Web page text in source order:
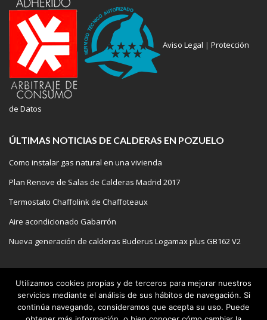
Aviso Legal | Protección
de Datos
ÚLTIMAS NOTICIAS DE CALDERAS EN POZUELO
Como instalar gas natural en una vivienda
Plan Renove de Salas de Calderas Madrid 2017
Termostato Chaffolink de Chaffoteaux
Aire acondicionado Gabarrón
Nueva generación de calderas Buderus Logamax plus GB162 V2
COPYRIGHT 2020 | REPARACION DE CALDERAS EN POZUELO
SERVICIO TECNICO
AEROTERMIA GAS AIRE
Utilizamos cookies propias y de terceros para mejorar nuestros
servicios mediante el análisis de sus hábitos de navegación. Si
continúa navegando, consideramos que acepta su uso. Puede